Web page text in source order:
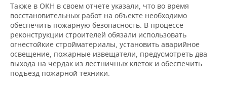
Также в ОКН в своем отчете указали, что во время
восстановительных работ на объекте необходимо
обеспечить пожарную безопасность. В процессе
реконструкции строителей обязали использовать
огнестойкие стройматериалы, установить аварийное
освещение, пожарные извещатели, предусмотреть два
выхода на чердак из лестничных клеток и обеспечить
подъезд пожарной техники.